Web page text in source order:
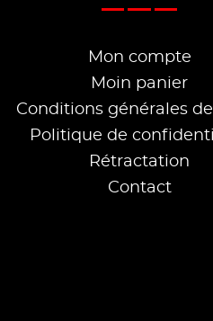
Mon compte
Moin panier
Conditions générales
Politique de
Rétractation
Contact